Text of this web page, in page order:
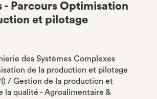
- Parcours Optimisation
et pilotage
des Systèmes Complexes
de la production et pilotage
/ Gestion de la production et
la qualité - Agroalimentaire &